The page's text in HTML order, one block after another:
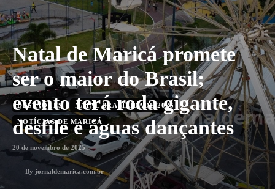
Natal de Maricá promete
ser o maior do Brasil;
evento terá roda gigante,
desfile e águas dançantes
DESTAQUES NATAL BRASILIDADE 2025
NOTÍCIAS DE MARICÁ
20 de novembro de 2025
By jornaldemarica.com.br